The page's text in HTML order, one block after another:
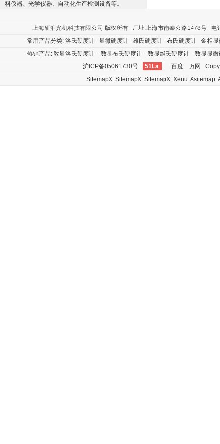
料仪器、光学仪器、自动化生产检测设备等。
上海研润光机科技有限公司 版权所有 厂址:上海市南奉公路1478号
常用产品分类: 洛氏硬度计 显微硬度计 维氏硬度计 布氏硬度计
金相显
热销产品: 数显洛氏硬度计 数显布氏硬度计 数显维氏硬度计
数显显微
沪ICP备05061730号
51La 百度 万网
SitemapX SitemapX SitemapX Xenu Asitemap